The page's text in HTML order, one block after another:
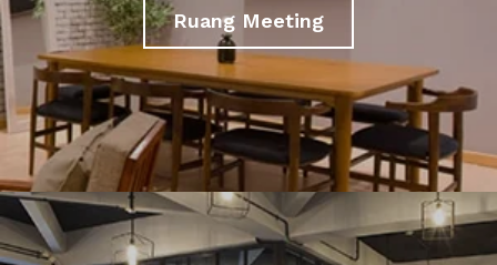
Ruang Meeting